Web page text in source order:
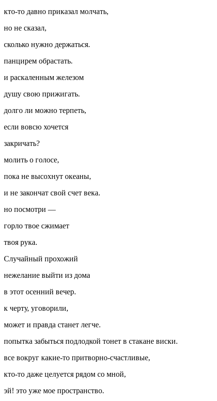
кто-то давно приказал молчать,
но не сказал,
сколько нужно держаться.
панцирем обрастать.
и раскаленным железом
душу свою прижигать.
долго ли можно терпеть,
если вовсю хочется
закричать?
молить о голосе,
пока не высохнут океаны,
и не закончат свой счет века.
но посмотри —
горло твое сжимает
твоя рука.
Случайный прохожий
нежелание выйти из дома
в этот осенний вечер.
к черту, уговорили,
может и правда станет легче.
попытка забыться подлодкой тонет в стакане виски.
все вокруг какие-то притворно-счастливые,
кто-то даже целуется рядом со мной,
эй! это уже мое пространство.